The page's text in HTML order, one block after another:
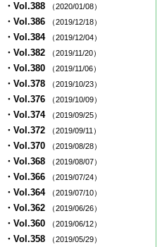
・Vol.388 （2020/01/08）
・Vol.386 （2019/12/18）
・Vol.384 （2019/12/04）
・Vol.382 （2019/11/20）
・Vol.380 （2019/11/06）
・Vol.378 （2019/10/23）
・Vol.376 （2019/10/09）
・Vol.374 （2019/09/25）
・Vol.372 （2019/09/11）
・Vol.370 （2019/08/28）
・Vol.368 （2019/08/07）
・Vol.366 （2019/07/24）
・Vol.364 （2019/07/10）
・Vol.362 （2019/06/26）
・Vol.360 （2019/06/12）
・Vol.358 （2019/05/29）